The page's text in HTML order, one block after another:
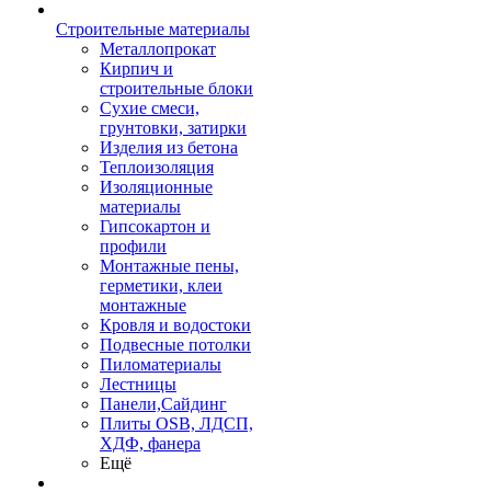
Строительные материалы
Металлопрокат
Кирпич и
строительные блоки
Сухие смеси,
грунтовки, затирки
Изделия из бетона
Теплоизоляция
Изоляционные
материалы
Гипсокартон и
профили
Монтажные пены,
герметики, клеи
монтажные
Кровля и водостоки
Подвесные потолки
Пиломатериалы
Лестницы
Панели,Сайдинг
Плиты OSB, ЛДСП,
ХДФ, фанера
Ещё